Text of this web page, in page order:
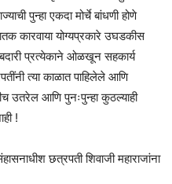
पुन्हा एकदा मोर्चे बांधणी होणे
कारवाया योग्यप्रकारे उघडकीस
प्रत्येकाने ओळखून सहकार्य
त्या काळात पाहिलेले आणि
उतरेल आणि पुनःपुन्हा कुठल्याही
!
छत्रपती शिवाजी महाराजांना